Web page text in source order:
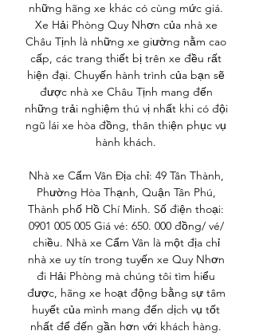
những hãng xe khác có cùng mức giá.
Xe Hải Phòng Quy Nhơn của nhà xe
Châu Tịnh là những xe giường nằm cao
cấp, các trang thiết bị trên xe đều rất
hiện đại. Chuyến hành trình của bạn sẽ
được nhà xe Châu Tịnh mang đến
những trải nghiệm thú vị nhất khi có đội
ngũ lái xe hòa đồng, thân thiện phục vụ
hành khách.
Nhà xe Cẩm Vân Địa chỉ: 49 Tân Thành,
Phường Hòa Thạnh, Quận Tân Phú,
Thành phố Hồ Chí Minh. Số điện thoại:
0901 005 005 Giá vé: 650. 000 đồng/ vé/
chiều. Nhà xe Cẩm Vân là một địa chỉ
nhà xe uy tín trong tuyến xe Quy Nhơn
đi Hải Phòng mà chúng tôi tìm hiểu
được, hãng xe hoạt động bằng sự tâm
huyết của mình mang đến dịch vụ tốt
nhất để đến gần hơn với khách hàng.